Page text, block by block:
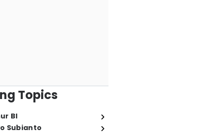
Topics
BI
Subianto